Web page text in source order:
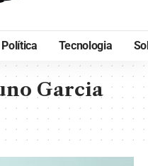
Política Tecnologia
Garcia